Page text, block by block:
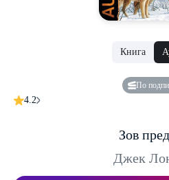
Книга
По
4.2
Зов
Джек